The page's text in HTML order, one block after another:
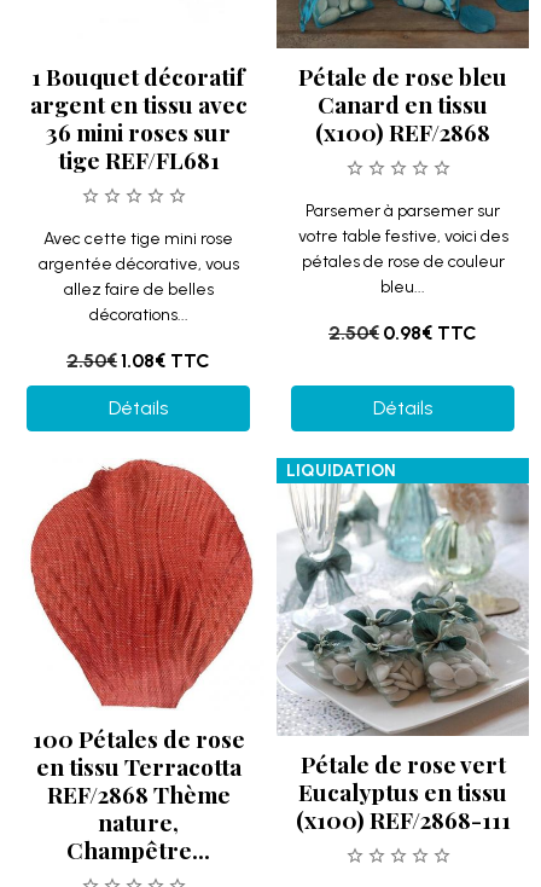
1 Bouquet décoratif
argent en tissu avec
36 mini roses sur
tige REF/FL681
Avec cette tige mini rose
argentée décorative, vous
allez faire de belles
décorations...
2.50€1.08€ TTC
Détails
Pétale de rose bleu
Canard en tissu
(x100) REF/2868
Parsemer à parsemer sur
votre table festive, voici des
pétales de rose de couleur
bleu...
2.50€ 0.98€ TTC
Détails
100 Pétales de rose
en tissu Terracotta
REF/2868 Thème
nature,
Champêtre...
LIQUIDATION
Pétale de rose vert
Eucalyptus en tissu
(x100) REF/2868-111